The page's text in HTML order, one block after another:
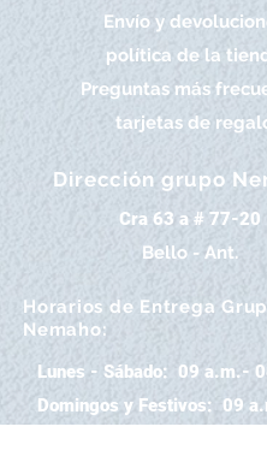
Envío y
política de la
Preguntas más
tarjetas de
Dirección grupo
Cra 63 a # 77-20
Bello - Ant.
Horarios de Entrega
Nemaho:
Lunes - Sábado: 09 a.m.-
Domingos y Festivos: 09